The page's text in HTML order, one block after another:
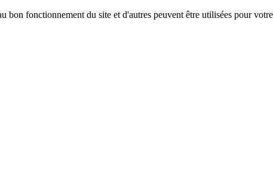
bon fonctionnement du site et d'autres peuvent être utilisées pour